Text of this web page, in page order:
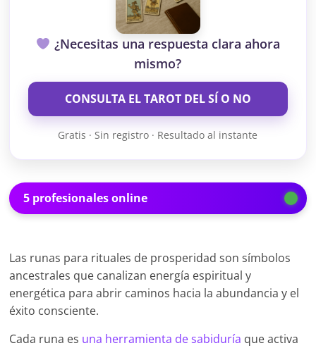
¿Necesitas una respuesta clara ahora
mismo?
CONSULTA EL TAROT DEL SÍ O NO
Gratis · Sin registro · Resultado al instante
5 profesionales online
Las runas para rituales de prosperidad son símbolos
ancestrales que canalizan energía espiritual y
energética para abrir caminos hacia la abundancia y el
éxito consciente.
Cada runa es una herramienta de sabiduría que activa